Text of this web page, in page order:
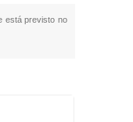
está previsto no